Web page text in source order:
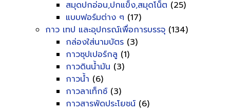
สมุดปกอ่อน,ปกแข็ง,สมุดโน็ต (25)
แบบฟอร์มต่าง ๆ (17)
กาว เทป และอุปกรณ์เพื่อการบรรจุ (134)
กล่องใส่นามบัตร (3)
กาวซุปเปอร์กลู (1)
กาวดินน้ำมัน (3)
กาวน้ำ (6)
กาวลาเท็กซ์ (3)
กาวสารพัดประโยชน์ (6)